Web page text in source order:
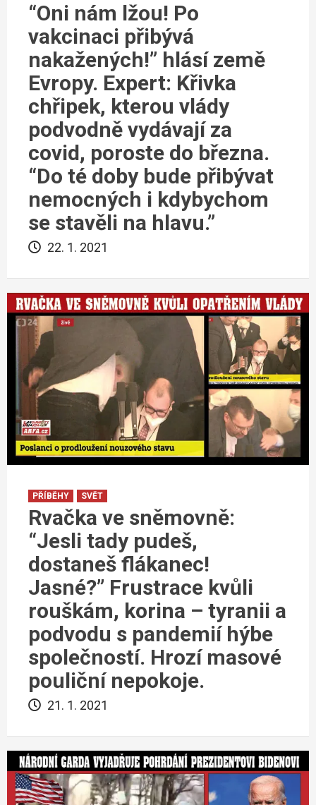
“Oni nám lžou! Po
vakcinaci přibývá
nakažených!” hlásí země
Evropy. Expert: Křivka
chřipek, kterou vlády
podvodně vydávají za
covid, poroste do března.
“Do té doby bude přibývat
nemocných i kdybychom
se stavěli na hlavu.”
22. 1. 2021
PŘÍBĚHY SVĚT
Rvačka ve sněmovně:
“Jesli tady pudeš,
dostaneš flákanec!
Jasné?” Frustrace kvůli
rouškám, korina – tyranii a
podvodu s pandemií hýbe
společností. Hrozí masové
pouliční nepokoje.
21. 1. 2021